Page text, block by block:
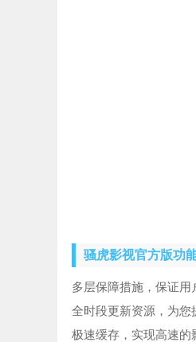
骚虎影视官方版功
多层保障措施，保证用
全时段更新资源，为您
极速缓存，实现高速的